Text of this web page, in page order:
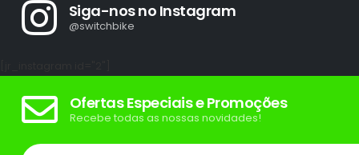
Siga-nos no Instagram
@switchbike
Ofertas Especiais e Promoções
Recebe todas as nossas novidades!